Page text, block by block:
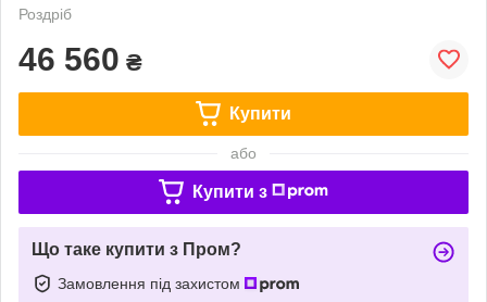
Роздріб
46 560 ₴
Купити
або
Купити з
Що таке купити з Пром?
Замовлення під захистом